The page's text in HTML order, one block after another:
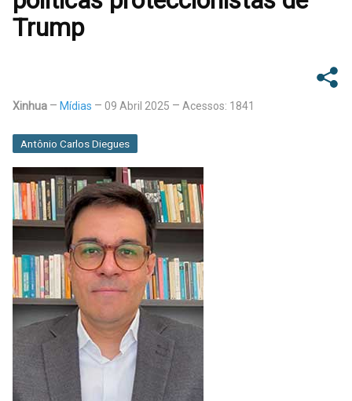
Trump
Xinhua Mídias 09 Abril 2025 Acessos: 1841
Antônio Carlos Diegues